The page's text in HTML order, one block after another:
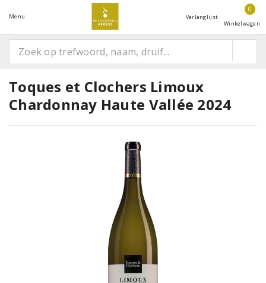
Menu Verlanglijst
0
Winkelwagen
Toques et Clochers Limoux
Chardonnay Haute Vallée 2024